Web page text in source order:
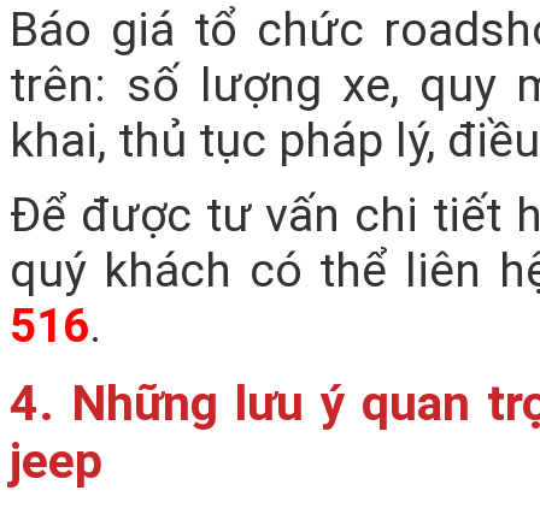
Báo giá tổ chức
trên: số lượng xe, quy
khai, thủ tục pháp lý,
Để được tư vấn chi tiết
quý khách có thể liên
516.
4. Những lưu ý quan
jeep